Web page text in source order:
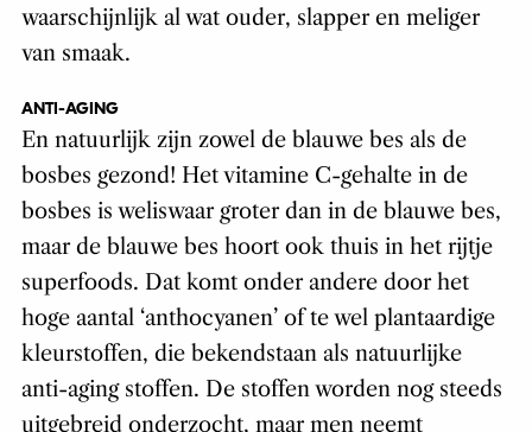
waarschijnlijk al wat ouder, slapper en meliger
van smaak.
ANTI-AGING
En natuurlijk zijn zowel de blauwe bes als de
bosbes gezond! Het vitamine C-gehalte in de
bosbes is weliswaar groter dan in de blauwe bes,
maar de blauwe bes hoort ook thuis in het rijtje
superfoods. Dat komt onder andere door het
hoge aantal ‘anthocyanen’ of te wel plantaardige
kleurstoffen, die bekendstaan als natuurlijke
anti-aging stoffen. De stoffen worden nog steeds
uitgebreid onderzocht, maar men neemt